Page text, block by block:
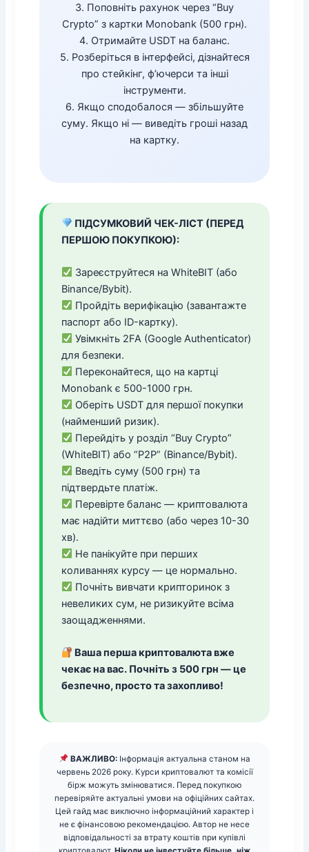
3. Поповніть рахунок через “Buy
Crypto” з картки Monobank (500 грн).
4. Отримайте USDT на баланс.
5. Розберіться в інтерфейсі, дізнайтеся
про стейкінг, ф’ючерси та інші
інструменти.
6. Якщо сподобалося — збільшуйте
суму. Якщо ні — виведіть гроші назад
на картку.
ПІДСУМКОВИЙ ЧЕК-ЛІСТ (ПЕРЕД
ПЕРШОЮ ПОКУПКОЮ):
Зареєструйтеся на WhiteBIT (або
Binance/Bybit).
Пройдіть верифікацію (завантажте
паспорт або ID-картку).
Увімкніть 2FA (Google Authenticator)
для безпеки.
Переконайтеся, що на картці
Monobank є 500-1000 грн.
Оберіть USDT для першої покупки
(найменший ризик).
Перейдіть у розділ “Buy Crypto”
(WhiteBIT) або “P2P” (Binance/Bybit).
Введіть суму (500 грн) та
підтвердьте платіж.
Перевірте баланс — криптовалюта
має надійти миттєво (або через 10-30
хв).
Не панікуйте при перших
коливаннях курсу — це нормально.
Почніть вивчати крипторинок з
невеликих сум, не ризикуйте всіма
заощадженнями.
Ваша перша криптовалюта вже
чекає на вас. Почніть з 500 грн — це
безпечно, просто та захопливо!
ВАЖЛИВО:Інформація актуальна станом на
червень 2026 року. Курси криптовалют та комісії
бірж можуть змінюватися. Перед покупкою
перевіряйте актуальні умови на офіційних сайтах.
Цей гайд має виключно інформаційний характер і
не є фінансовою рекомендацією. Автор не несе
відповідальності за втрату коштів при купівлі